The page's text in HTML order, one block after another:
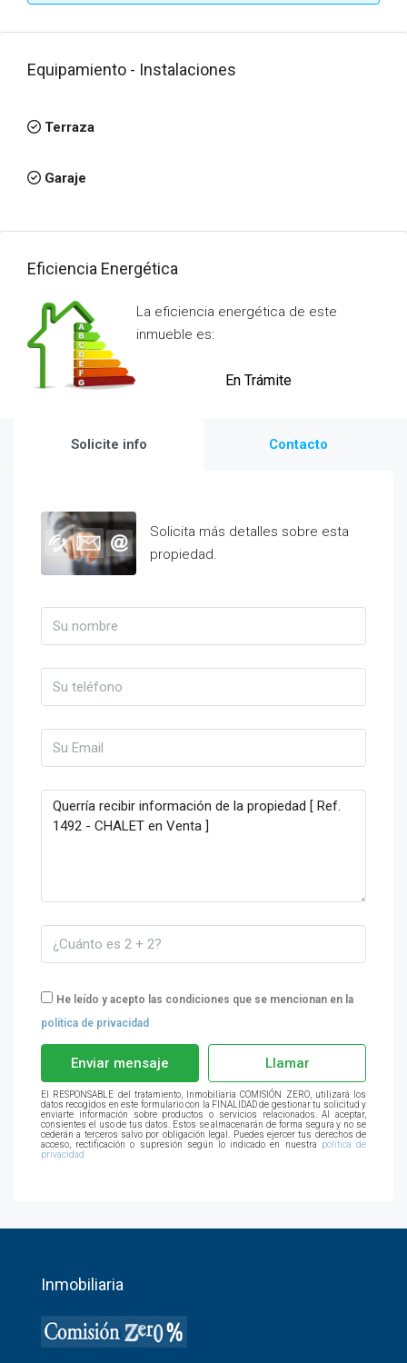
Equipamiento - Instalaciones
Terraza
Garaje
Eficiencia Energética
La eficiencia energética de este
inmueble es:
En Trámite
Solicite info Contacto
Solicita más detalles sobre esta
propiedad.
He leído y acepto las condiciones que se mencionan en la
política de privacidad
Enviar mensaje Llamar
El RESPONSABLE del tratamiento, Inmobiliaria COMISIÓN ZERO, utilizará los
datos recogidos en este formulario con la FINALIDAD de gestionar tu solicitud y
enviarte información sobre productos o servicios relacionados. Al aceptar,
consientes el uso de tus datos. Estos se almacenarán de forma segura y no se
cederán a terceros salvo por obligación legal. Puedes ejercer tus derechos de
acceso, rectificación o supresión según lo indicado en nuestra
política de
privacidad
Inmobiliaria